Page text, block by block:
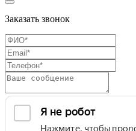
Заказать звонок